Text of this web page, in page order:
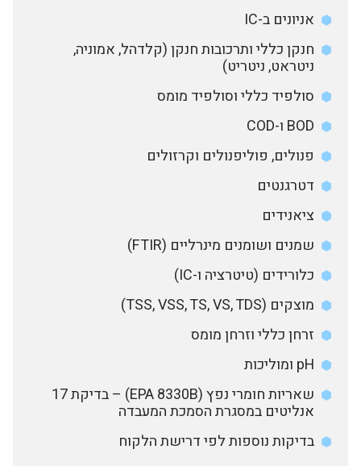
אניונים ב-IC
חנקן כללי ותרכובות חנקן (קלדהל, אמוניה,
ניטראט, ניטריט)
סולפיד כללי וסולפיד מומס
BOD ו-COD
פנולים, פוליפנולים וקרזולים
דטרגנטים
ציאנידים
שמנים ושומנים מינרליים (FTIR)
כלורידים (טיטרציה ו-IC)
מוצקים (TSS, VSS, TS, VS, TDS)
זרחן כללי וזרחן מומס
pH ומוליכות
שאריות חומרי נפץ (EPA 8330B) – בדיקת 17
אנליטים במסגרת הסמכת המעבדה
בדיקות נוספות לפי דרישת הלקוח